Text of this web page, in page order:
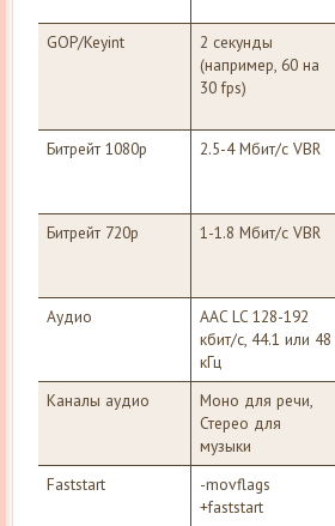
GOP/Keyint
2 секунды
(например, 60 на
30 fps)
Битрейт 1080p
2.5-4 Мбит/с VBR
Битрейт 720p
1-1.8 Мбит/с VBR
Аудио
AAC LC 128-192
кбит/с, 44.1 или 48
кГц
Каналы аудио
Моно для речи,
Стерео для
музыки
Faststart
-movflags
+faststart